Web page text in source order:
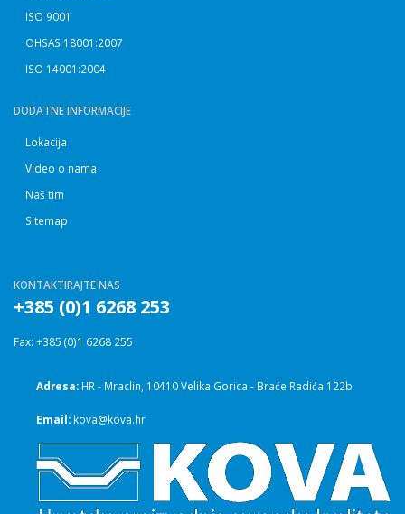
ISO 9001
OHSAS 18001:2007
ISO 14001:2004
DODATNE INFORMACIJE
Lokacija
Video o nama
Naš tim
Sitemap
KONTAKTIRAJTE NAS
+385 (0)1 6268 253
Fax: +385 (0)1 6268 255
Adresa: HR - Mraclin, 10410 Velika Gorica - Braće Radića 122b
Email: kova@kova.hr